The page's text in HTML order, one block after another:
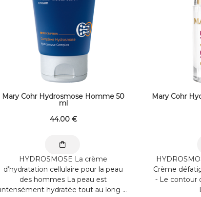
Mary Cohr Hydrosmose Homme 50
ml
44.00 €
HYDROSMOSE La crème
d’hydratation cellulaire pour la peau
des hommes La peau est
intensément hydratée tout au long ...
Mary Cohr
Crème
- Le contour